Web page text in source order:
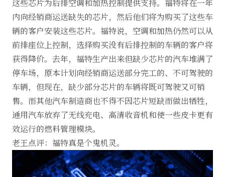
这些芯片为后排空调和加热控制提供支持。福特将在一年
内向经销商运送缺失的芯片，然后他们将为购买了这些车
辆的客户安装这些芯片。 福特说，空调和加热仍然可以从
前排座位上控制，选择购买没有后排控制的车辆的客户将
获得降价。去年，福特生产出来但缺少芯片的汽车堆满了
停车场，原本计划向经销商运送部分完工的、不可驾驶的
车辆，但现在，缺少部分芯片的车辆将既可驾驶又可销
售。而其他汽车制造商也不得不因芯片短缺而做出牺牲，
通用汽车放弃了无线充电、高清收音机和使一些皮卡更有
效运行的燃料管理模块。
老王点评：福特真是个鬼机灵。